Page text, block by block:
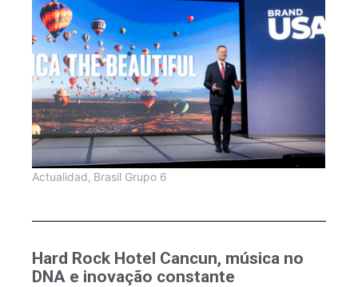
Actualidad, Brasil Grupo 6
Hard Rock Hotel Cancun, música no
DNA e inovação constante